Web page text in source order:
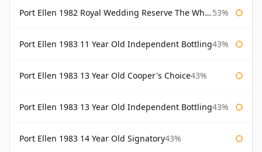
Port Ellen 1982 Royal Wedding Reserve The Whisky Exchange 53%
Port Ellen 1983 11 Year Old Independent Bottling43%
Port Ellen 1983 13 Year Old Cooper's Choice43%
Port Ellen 1983 13 Year Old Independent Bottling43%
Port Ellen 1983 14 Year Old Signatory43%